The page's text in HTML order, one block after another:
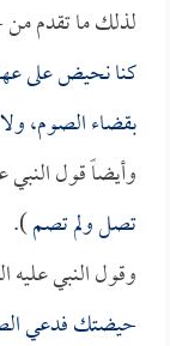
لذلك ما تقدم
كنا نحيض على
بقضاء الصوم،
وأيضاً قول النبي
تصل ولم تصم).
وقول النبي
حيضتك فدعي